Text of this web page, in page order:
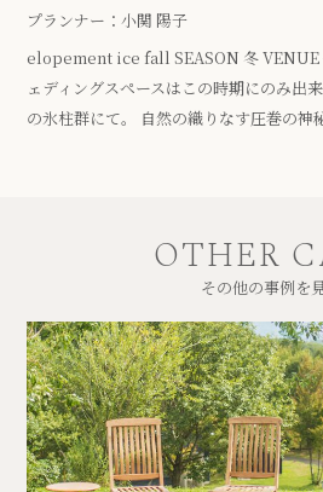
プランナー：小関 陽子
elopement ice fall SEASON 冬 VENUE
ェディングスペースはこの時期にのみ出
の氷柱群にて。 自然の織りなす圧巻の神
OTHER
その他の事例を